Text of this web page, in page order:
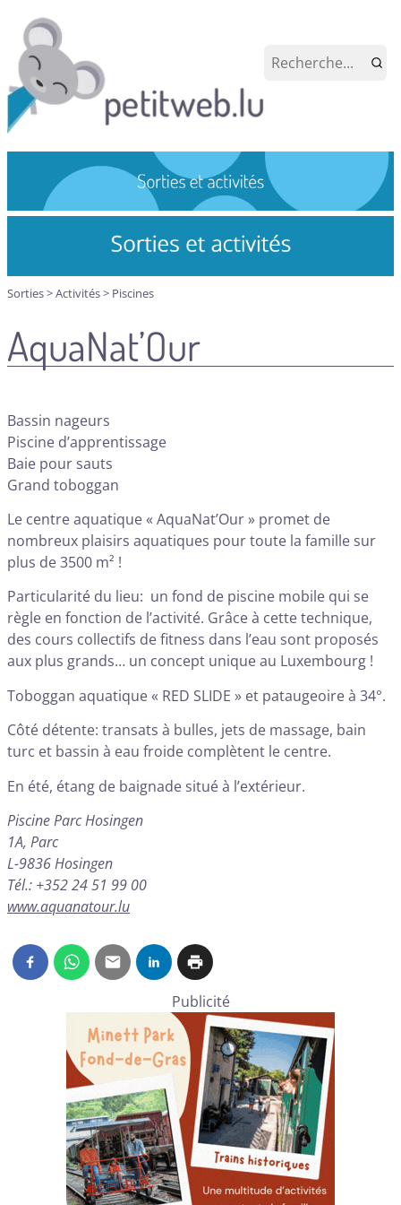
Sorties>Activités> Piscines
AquaNat’Our
Bassin nageurs
Piscine d’apprentissage
Baie pour sauts
Grand toboggan
Le centre aquatique « AquaNat’Our » promet de
nombreux plaisirs aquatiques pour toute la famille sur
plus de 3500 m² !
Particularité du lieu: un fond de piscine mobile qui se
règle en fonction de l’activité. Grâce à cette technique,
des cours collectifs de fitness dans l’eau sont proposés
aux plus grands… un concept unique au Luxembourg !
Toboggan aquatique « RED SLIDE » et pataugeoire à 34°.
Côté détente: transats à bulles, jets de massage, bain
turc et bassin à eau froide complètent le centre.
En été, étang de baignade situé à l’extérieur.
Piscine Parc Hosingen
1A, Parc
L-9836 Hosingen
Tél.: +352 24 51 99 00
www.aquanatour.lu
Publicité